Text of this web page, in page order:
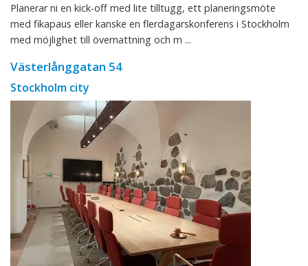
Planerar ni en kick-off med lite tilltugg, ett planeringsmöte
med fikapaus eller kanske en flerdagarskonferens i Stockholm
med möjlighet till övernattning och m ...
Västerlånggatan 54
Stockholm city